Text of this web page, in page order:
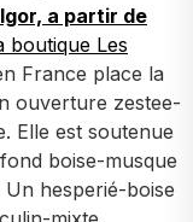
a partir de
boutique Les
France place la
ouverture zestee-
Elle est soutenue
boise-musque
hesperié-boise